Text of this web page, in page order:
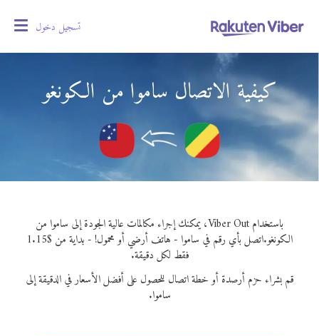
تسجيل دخول
كيفية الاتصال ساموا من الكونغو
باستخدام Viber Out، يمكنك إجراء مكالمات عالية الجودة إلى ساموا من
الكونغو.
اتصل بأي رقم في ساموا - هاتف أرضي أو محمول! - بداية من $1.15
فقط لكل دقيقة.
قم بشراء حزم أرصدة أو خطة اتصال للحصول على أفضل الأسعار في الدقيقة إلى
ساموا.